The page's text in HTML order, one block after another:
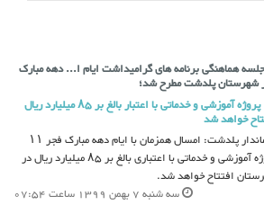
هماهنگی برنامه های گرامیداشت ایام ا... دهه مبارک
شهرستان پلدشت مطرح شد؛
۱۱ پروژه آموزشی و خدماتی با اعتبار بالغ بر ۸۵ میلیارد ریال
خواهد شد
فرماندار پلدشت: امسال همزمان با ایام دهه مبارک فجر ۱۱
پروژه آموزشی و خدماتی با اعتباری بالغ بر ۸۵ میلیارد ریال در
افتتاح خواهد شد.
سه شنبه 7 بهمن 1399 ساعت 07:54